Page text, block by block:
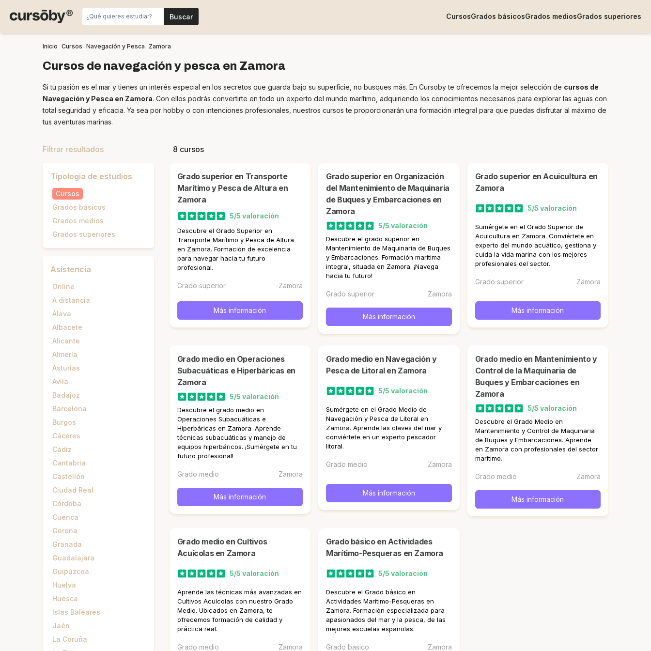
CursosGrados básicosGrados mediosGrados superiores
Inicio Cursos Navegación y Pesca Zamora
Cursos de navegación y pesca en Zamora
Si tu pasión es el mar y tienes un interés especial en los secretos que guarda bajo su superficie, no busques más. En Cursoby te ofrecemos la mejor selección de cursos de
Navegación y Pesca en Zamora. Con ellos podrás convertirte en todo un experto del mundo marítimo, adquiriendo los conocimientos necesarios para explorar las aguas con
total seguridad y eficacia. Ya sea por hobby o con intenciones profesionales, nuestros cursos te proporcionarán una formación integral para que puedas disfrutar al máximo de
tus aventuras marinas.
Filtrar resultados 8 cursos
Tipologia de estudios
Cursos
Grados básicos
Grados medios
Grados superiores
Asistencia
Online
A distancia
Álava
Albacete
Alicante
Almería
Asturias
Ávila
Badajoz
Barcelona
Burgos
Cáceres
Cádiz
Cantabria
Castellón
Ciudad Real
Córdoba
Cuenca
Gerona
Granada
Guadalajara
Guipúzcoa
Huelva
Huesca
Islas Baleares
Jaén
La Coruña
Grado superior en Transporte
Marítimo y Pesca de Altura en
Zamora
5/5 valoración
Descubre el Grado Superior en
Transporte Marítimo y Pesca de Altura
en Zamora. Formación de excelencia
para navegar hacia tu futuro
profesional.
Grado superior Zamora
Más información
Grado superior en Organización
del Mantenimiento de Maquinaria
de Buques y Embarcaciones en
Zamora
5/5 valoración
Descubre el grado superior en
Mantenimiento de Maquinaria de Buques
y Embarcaciones. Formación marítima
integral, situada en Zamora. ¡Navega
hacia tu futuro!
Grado superior Zamora
Más información
Grado superior en Acuicultura en
Zamora
5/5 valoración
Sumérgete en el Grado Superior de
Acuicultura en Zamora. Conviértete en
experto del mundo acuático, gestiona y
cuida la vida marina con los mejores
profesionales del sector.
Grado superior Zamora
Más información
Grado medio en Operaciones
Subacuáticas e Hiperbáricas en
Zamora
5/5 valoración
Descubre el grado medio en
Operaciones Subacuáticas e
Hiperbáricas en Zamora. Aprende
técnicas subacuáticas y manejo de
equipos hiperbáricos. ¡Sumérgete en tu
futuro profesional!
Grado medio Zamora
Más información
Grado medio en Navegación y
Pesca de Litoral en Zamora
5/5 valoración
Sumérgete en el Grado Medio de
Navegación y Pesca de Litoral en
Zamora. Aprende las claves del mar y
conviértete en un experto pescador
litoral.
Grado medio Zamora
Más información
Grado medio en Mantenimiento y
Control de la Maquinaria de
Buques y Embarcaciones en
Zamora
5/5 valoración
Descubre el Grado Medio en
Mantenimiento y Control de Maquinaria
de Buques y Embarcaciones. Aprende
en Zamora con profesionales del sector
marítimo.
Grado medio Zamora
Más información
Grado medio en Cultivos
Acuícolas en Zamora
5/5 valoración
Aprende las técnicas más avanzadas en
Cultivos Acuícolas con nuestro Grado
Medio. Ubicados en Zamora, te
ofrecemos formación de calidad y
práctica real.
Grado medio Zamora
Grado básico en Actividades
Marítimo-Pesqueras en Zamora
5/5 valoración
Descubre el Grado básico en
Actividades Marítimo-Pesqueras en
Zamora. Formación especializada para
apasionados del mar y la pesca, de las
mejores escuelas españolas.
Grado basico Zamora